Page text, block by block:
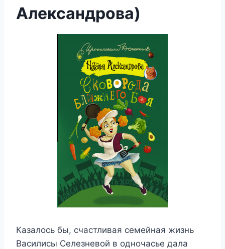
Александрова)
Казалось бы, счастливая семейная жизнь
Василисы Селезневой в одночасье дала